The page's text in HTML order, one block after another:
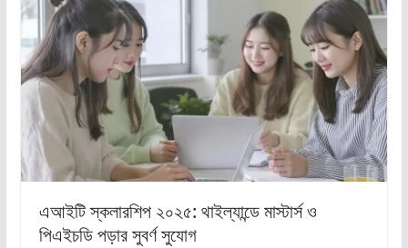
এআইটি স্কলারশিপ ২০২৫: থাইল্যান্ডে মাস্টার্স ও
পিএইচডি পড়ার সুবর্ণ সুযোগ